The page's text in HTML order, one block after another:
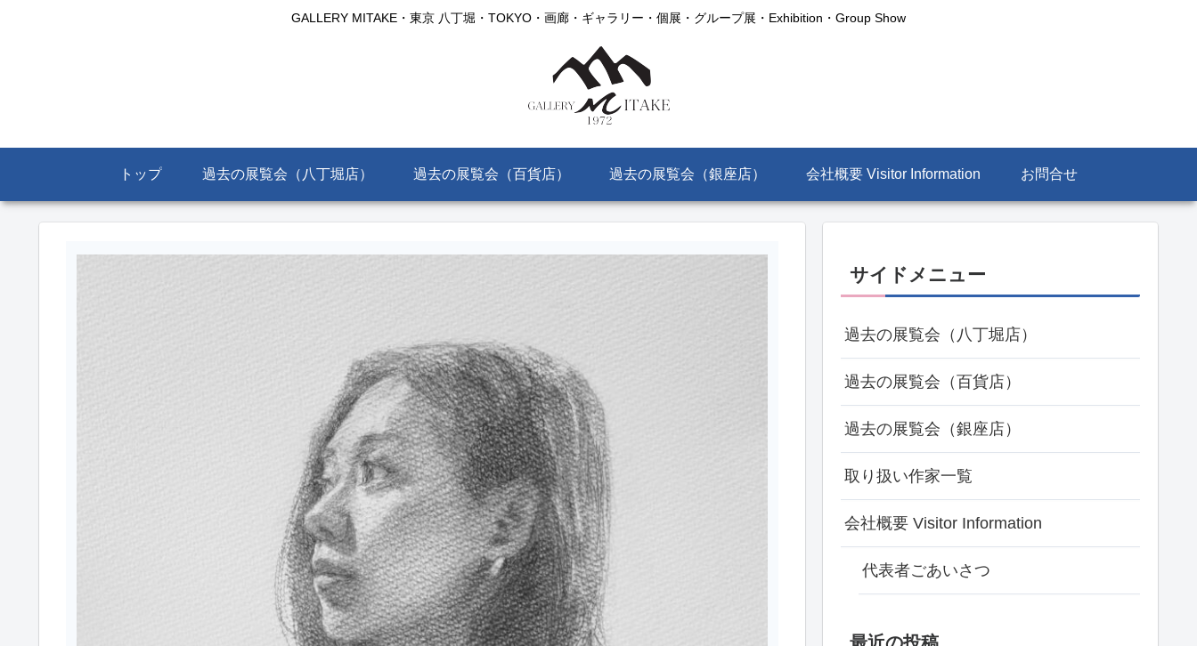
GALLERY MITAKE・東京 八丁堀・TOKYO・画廊・ギャラリー・個展・グループ展・Exhibition・Group Show
トップ 過去の展覧会（八丁堀店） 過去の展覧会（百貨店） 過去の展覧会（銀座店） 会社概要 Visitor Information お問合せ
サイドメニュー
過去の展覧会（八丁堀店）
過去の展覧会（百貨店）
過去の展覧会（銀座店）
取り扱い作家一覧
会社概要 Visitor Information
代表者ごあいさつ